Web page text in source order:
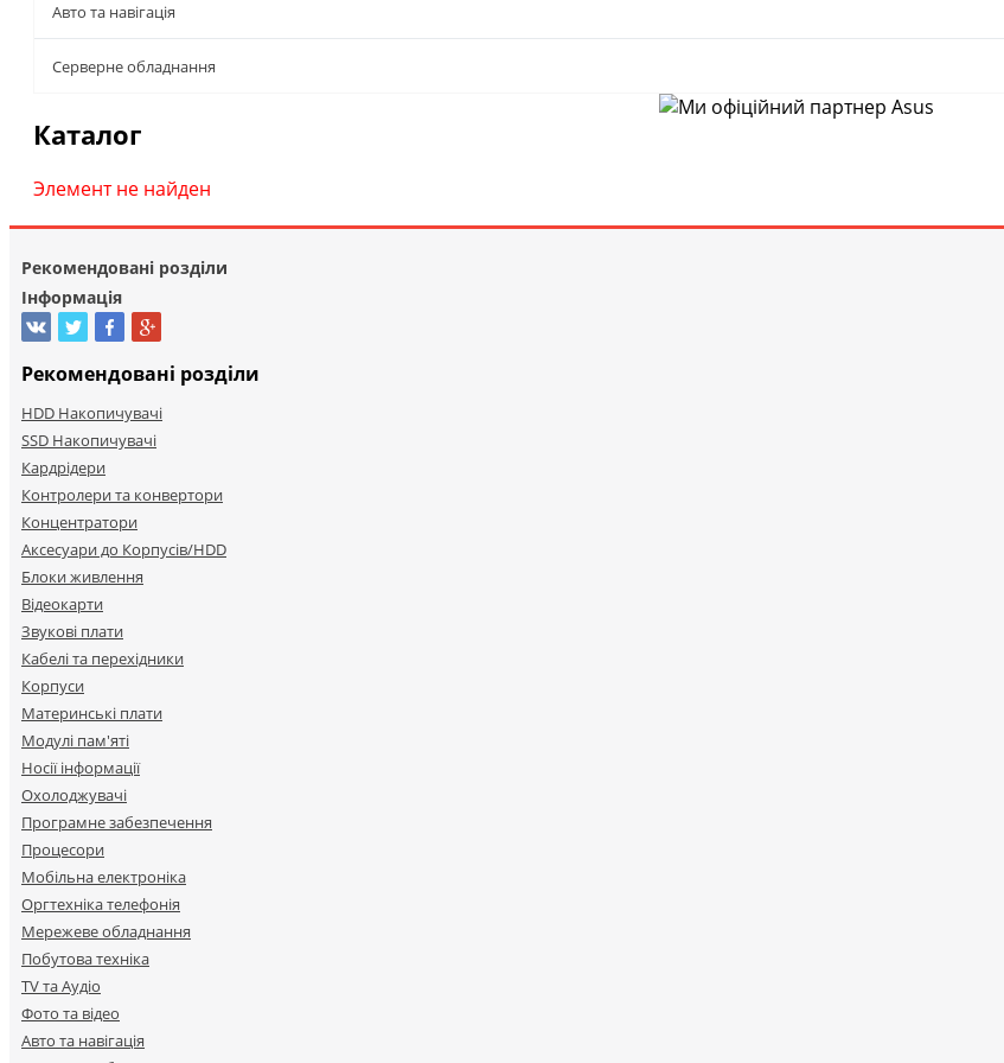
Авто та навігація
Серверне обладнання
Каталог
Элемент не найден
Рекомендовані розділи
Інформація
Рекомендовані розділи
HDD Накопичувачі
SSD Накопичувачі
Кардрідери
Контролери та конвертори
Концентратори
Аксесуари до Корпусів/HDD
Блоки живлення
Відеокарти
Звукові плати
Кабелі та перехідники
Корпуси
Материнські плати
Модулі пам'яті
Носії інформації
Охолоджувачі
Програмне забезпечення
Процесори
Мобільна електроніка
Оргтехніка телефонія
Мережеве обладнання
Побутова техніка
TV та Аудіо
Фото та відео
Авто та навігація